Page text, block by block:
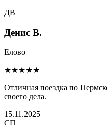
ДВ
Денис В.
Елово
★★★★★
Отличная поездка по
своего дела.
15.11.2025